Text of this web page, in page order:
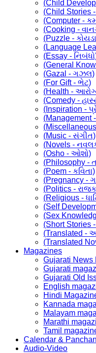
(Child
(Child Stories -
(Computer -
(Cooking -
(Puzzle -
(Language
(Essay -
(General
(Gazal - ગઝલ)
(For Gift - ભેટ)
(Health -
(Comedy -
(Inspiration -
(Music - સંગીત)
(Novels -
(Osho - ઓશો)
(Philosophy -
(Poem - કવિતા)
(Pregnancy -
(Politics -
(Religious -
(Self
(Sex
(Short Stories -
(Translated -
(Translated
Magazines
Gujarati News
Gujarati
Gujarati Old
English
Hindi
Kannada
Malayam
Marathi
Tamil
Calendar &
Audio-Video